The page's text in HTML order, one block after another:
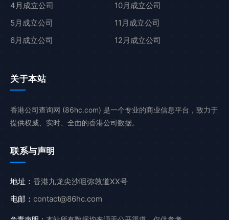
4月成立公司
5月成立公司
6月成立公司
10月成立公司
11月成立公司
12月成立公司
关于本站
香港公司查询网 (86hc.com) 是一个专业的商业信息平台，致力于
提供权威、实时、全面的香港公司数据。
联系与声明
地址： 香港九龙尖沙咀弥敦道XX号
电邮： contact@86hc.com